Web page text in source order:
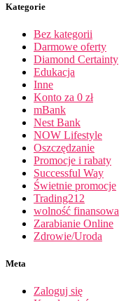
Kategorie
Bez kategorii
Darmowe oferty
Diamond Certainty
Edukacja
Inne
Konto za 0 zł
mBank
Nest Bank
NOW Lifestyle
Oszczędzanie
Promocje i rabaty
Successful Way
Świetnie promocje
Trading212
wolność finansowa
Zarabianie Online
Zdrowie/Uroda
Meta
Zaloguj się